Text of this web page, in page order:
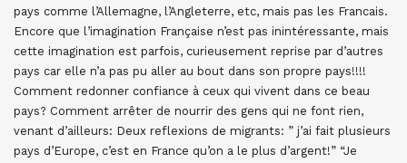
pays comme l’Allemagne, l’Angleterre, etc, mais pas les Francais.
Encore que l’imagination Française n’est pas inintéressante, mais
cette imagination est parfois, curieusement reprise par d’autres
pays car elle n’a pas pu aller au bout dans son propre pays!!!!
Comment redonner confiance à ceux qui vivent dans ce beau
pays? Comment arrêter de nourrir des gens qui ne font rien,
venant d’ailleurs: Deux reflexions de migrants: ” j’ai fait plusieurs
pays d’Europe, c’est en France qu’on a le plus d’argent!” “Je